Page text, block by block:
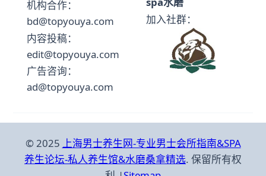
机构合作：
bd@topyouya.com
内容投稿：
edit@topyouya.com
广告咨询：
ad@topyouya.com
加入社群：
© 2025 上海男士养生网-专业男士会所指南&SPA
养生论坛-私人养生馆&水磨桑拿精选. 保留所有权